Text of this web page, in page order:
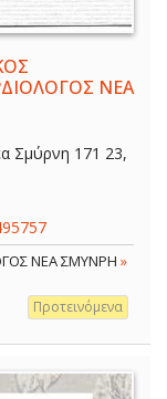
ΝΕΑ
Σμύρνη 171 23,
ΝΕΑ ΣΜΥΝΡΗ »
Προτεινόμενα